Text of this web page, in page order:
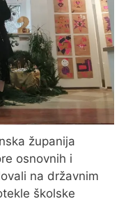
županija
osnovnih i
na državnim
školske